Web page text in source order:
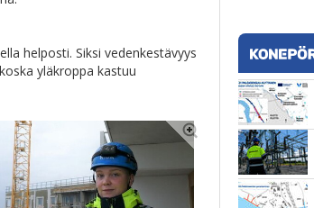
helposti. Siksi vedenkestävyys
yläkroppa kastuu